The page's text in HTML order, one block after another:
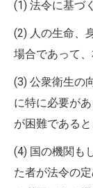
(1) 法令に基づ
(2) 人の生命、
場合であって
(3) 公衆衛生の
に特に必要が
が困難であると
(4) 国の機関も
た者が法令の